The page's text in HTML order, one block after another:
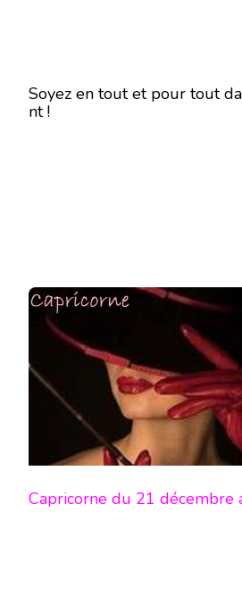
Soyez en tout et pour tout
nt !
Capricorne du 21 décembre